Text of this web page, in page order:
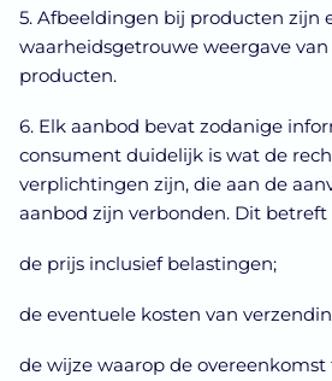
5. Afbeeldingen bij producten zijn
waarheidsgetrouwe weergave
producten.
6. Elk aanbod bevat zodanige
consument duidelijk is wat de
verplichtingen zijn, die aan de
aanbod zijn verbonden. Dit
de prijs inclusief belastingen;
de eventuele kosten van
de wijze waarop de